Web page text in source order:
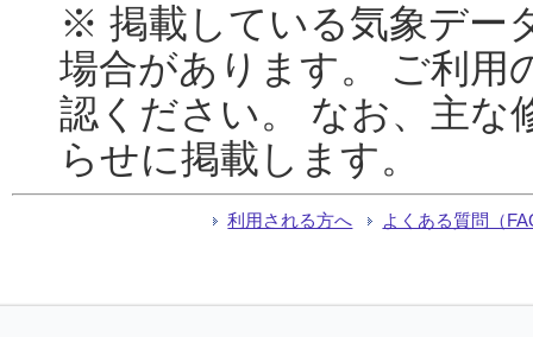
※ 掲載している気象デー
場合があります。 ご利用
認ください。 なお、主な
らせに掲載します。
利用される方へ よくある質問（